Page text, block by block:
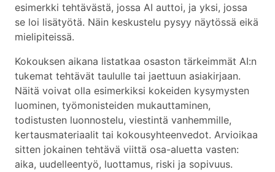
esimerkki tehtävästä, jossa AI auttoi, ja yksi, jossa
se loi lisätyötä. Näin keskustelu pysyy näytössä eikä
mielipiteissä.
Kokouksen aikana listatkaa osaston tärkeimmät AI:n
tukemat tehtävät taululle tai jaettuun asiakirjaan.
Näitä voivat olla esimerkiksi kokeiden kysymysten
luominen, työmonisteiden mukauttaminen,
todistusten luonnostelu, viestintä vanhemmille,
kertausmateriaalit tai kokousyhteenvedot. Arvioikaa
sitten jokainen tehtävä viittä osa-aluetta vasten:
aika, uudelleentyö, luottamus, riski ja sopivuus.